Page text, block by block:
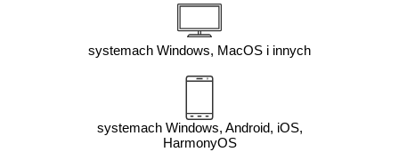
systemach Windows, MacOS i innych
systemach Windows, Android, iOS,
HarmonyOS